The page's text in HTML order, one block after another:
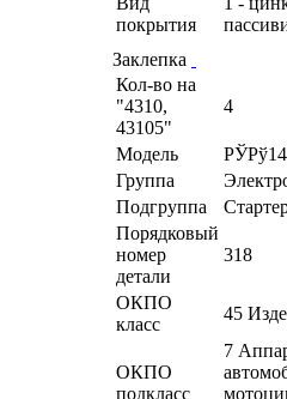
покрытия
Заклепка
Кол-во на
"4310,
43105"
4
Модель
Группа
Подгруппа
Порядковый
номер
детали
318
ОКПО
класс
45
ОКПО
подкласс
7